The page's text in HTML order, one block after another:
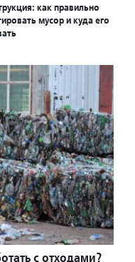
как правильно
мусор и куда его
с отходами?